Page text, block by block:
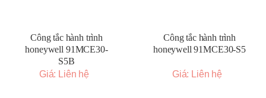
Công tắc hành trình
honeywell 91MCE30-
S5B
Giá: Liên hệ
Công tắc hành trình
honeywell 91MCE30-S5
Giá: Liên hệ